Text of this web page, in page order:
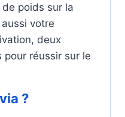
poids sur la
votre
deux
réussir sur le
?